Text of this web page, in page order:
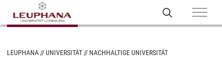
LEUPHANA UNIVERSITÄT
NACHHALTIGE UNIVERSITÄT